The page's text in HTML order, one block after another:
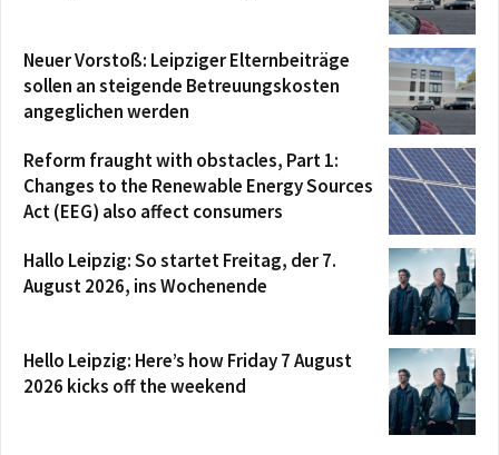
Neuer Vorstoß: Leipziger Elternbeiträge
sollen an steigende Betreuungskosten
angeglichen werden
Reform fraught with obstacles, Part 1:
Changes to the Renewable Energy Sources
Act (EEG) also affect consumers
Hallo Leipzig: So startet Freitag, der 7.
August 2026, ins Wochenende
Hello Leipzig: Here’s how Friday 7 August
2026 kicks off the weekend